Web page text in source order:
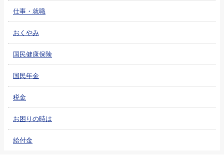
仕事・就職
おくやみ
国民健康保険
国民年金
税金
お困りの時は
給付金